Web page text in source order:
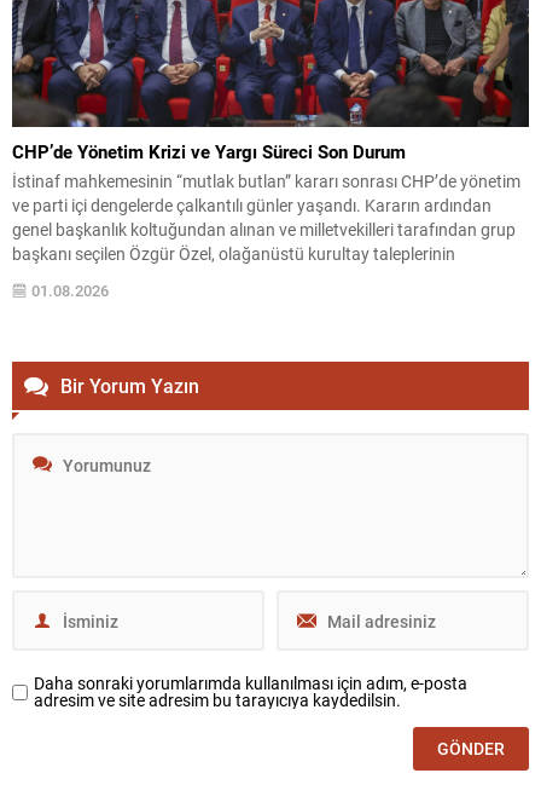
CHP’de Yönetim Krizi ve Yargı Süreci Son Durum
İstinaf mahkemesinin “mutlak butlan” kararı sonrası CHP’de yönetim
ve parti içi dengelerde çalkantılı günler yaşandı. Kararın ardından
genel başkanlık koltuğundan alınan ve milletvekilleri tarafından grup
başkanı seçilen Özgür Özel, olağanüstü kurultay taleplerinin
reddedilmesi üzerine CHP’den ayrılarak, 90 milletvekiliyle birlikte Yeni
Parti’yi kurdu. Bu gelişme TBMM’deki sıralamalar ve partilerin
01.08.2026
Bir Yorum Yazın
Daha sonraki yorumlarımda kullanılması için adım, e-posta
adresim ve site adresim bu tarayıcıya kaydedilsin.